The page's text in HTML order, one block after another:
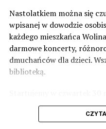
zabezpieczeń. Dopóki nie
norm dopuszczalnego
zrobić. Tam są
zaznacza.
Foto: Wojciech Basałygo
Nastolatkiem można się
wpisanej w dowodzie
każdego mieszkańca
darmowe koncerty,
dmuchańców dla dzieci.
biblioteką.
występami zespołów